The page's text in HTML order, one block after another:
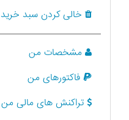
خالی کردن سبد خرید
مشخصات من
فاکتورهای من
تراکنش های مالی من